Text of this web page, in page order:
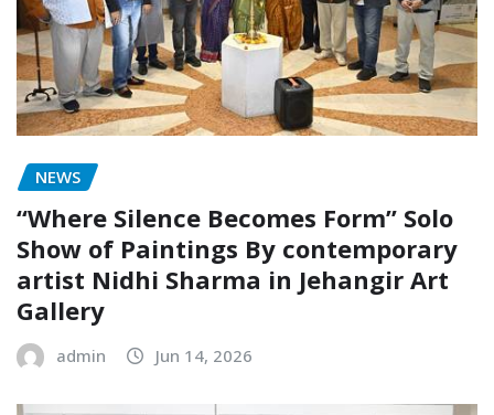
NEWS
“Where Silence Becomes Form” Solo
Show of Paintings By contemporary
artist Nidhi Sharma in Jehangir Art
Gallery
admin Jun 14, 2026